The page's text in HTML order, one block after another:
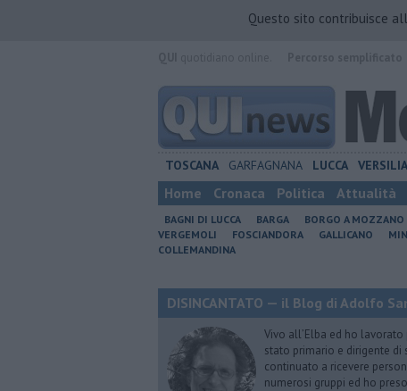
Questo sito contribuisce
TOSCANA GARFAGNANA LUCCA VERSILIA
Home Cronaca Politica Attualità
BAGNI DI LUCCA BARGA BORGO A MOZZANO
VERGEMOLI
FOSCIANDORA GALLICANO
COLLEMANDINA
DISINCANTATO — il Blog di Adolfo
Vivo all’Elba ed ho
stato primario e dirigente
continuato a ricevere
numerosi gruppi ed ho